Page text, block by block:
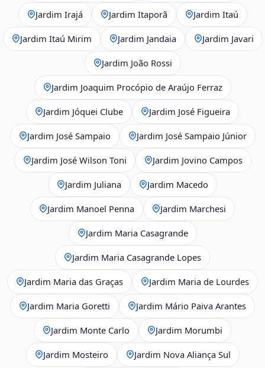
Jardim Irajá Jardim Itaporã Jardim Itaú
Jardim Itaú Mirim Jardim Jandaia Jardim Javari
Jardim João Rossi
Jardim Joaquim Procópio de Araújo Ferraz
Jardim Jóquei Clube Jardim José Figueira
Jardim José Sampaio Jardim José Sampaio Júnior
Jardim José Wilson Toni Jardim Jovino Campos
Jardim Juliana Jardim Macedo
Jardim Manoel Penna Jardim Marchesi
Jardim Maria Casagrande
Jardim Maria Casagrande Lopes
Jardim Maria das Graças Jardim Maria de Lourdes
Jardim Maria Goretti Jardim Mário Paiva Arantes
Jardim Monte Carlo Jardim Morumbi
Jardim Mosteiro Jardim Nova Aliança Sul